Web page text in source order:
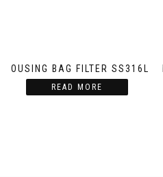
HOUSING BAG FILTER SS316L
READ MORE